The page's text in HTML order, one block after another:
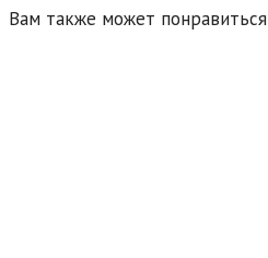
Вам также может понравиться